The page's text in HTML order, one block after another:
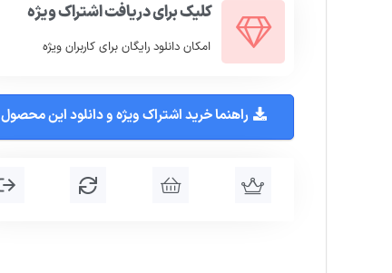
کلیک برای دریافت اشتراک ویژه
امکان دانلود رایگان برای کاربران ویژه
راهنما خرید اشتراک ویژه و دانلود این محصول